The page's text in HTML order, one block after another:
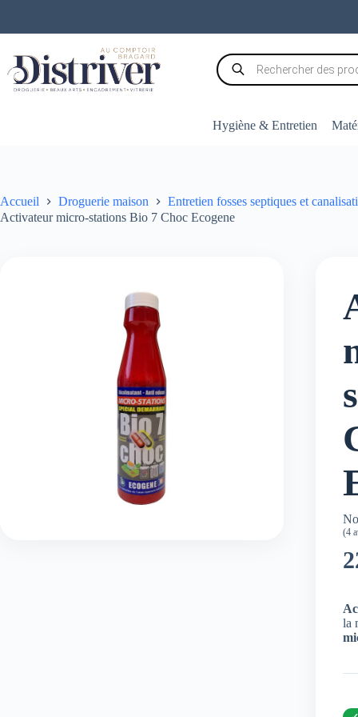
contenu
Recherche
de
produits
Hygiène & Entretien
Accueil Droguerie maison
Entretien fosses septiques et
Activateur micro-stations Bio 7 Choc Ecogene
(4
la